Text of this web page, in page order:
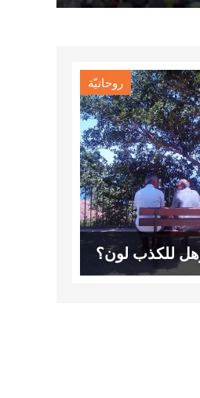
روحانيّة
للكذب لون؟